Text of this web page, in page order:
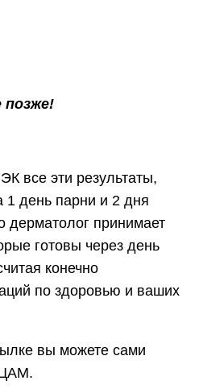
позже!
все эти результаты,
1 день парни и 2 дня
дерматолог принимает
готовы через день
конечно
по здоровью и ваших
вы можете сами
ЦАМ.